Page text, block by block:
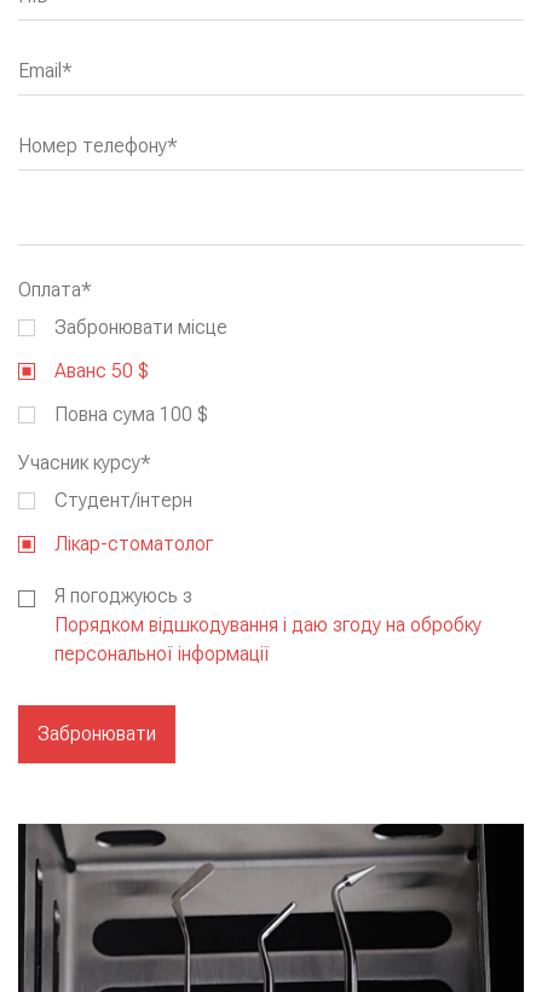
Email*
Номер телефону*
Оплата*
Забронювати місце
Аванс 50 $
Повна сума 100 $
Учасник курсу*
Cтудент/інтерн
Лікар-стоматолог
Я погоджуюсь з
Порядком відшкодування і даю згоду на обробку
персональної інформації
Забронювати